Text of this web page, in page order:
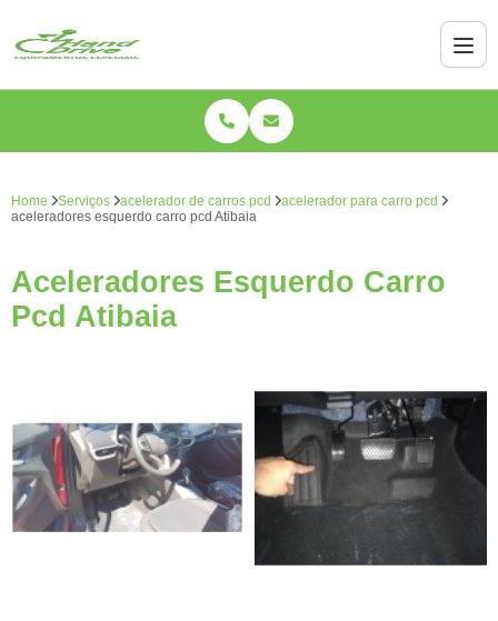
Home Serviços acelerador de carros pcd
acelerador para carro pcd
aceleradores esquerdo carro pcd Atibaia
Aceleradores Esquerdo Carro
Pcd Atibaia